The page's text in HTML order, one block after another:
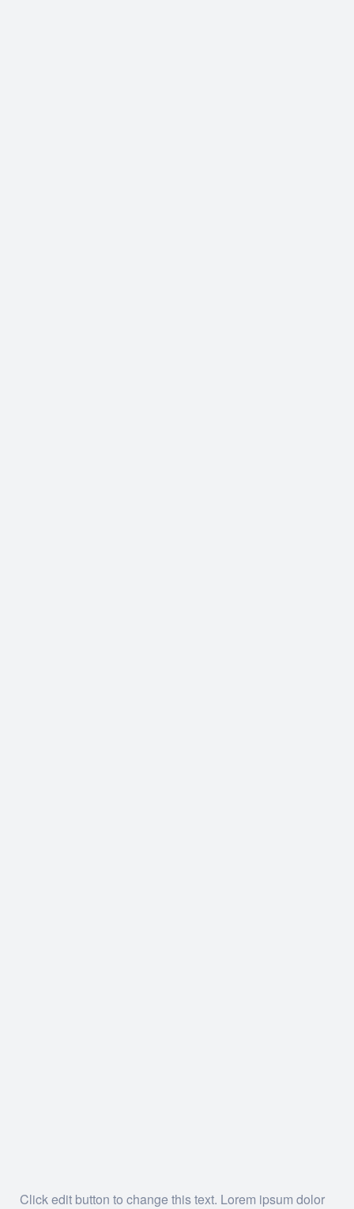
Click edit button to change this text. Lorem ipsum dolor